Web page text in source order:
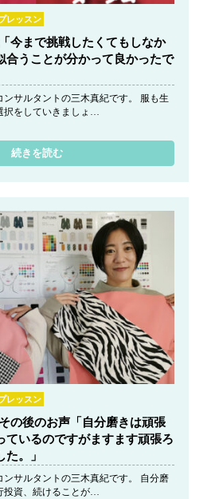
レッスン
今まで挑戦したくてもしなか
合うことが分かって良かったで
ンサルタントの三木真紀です。 服も生
択をしていきましょ…
続きを読む
レッスン
の後のお声「自分磨きは頑張
ているのですがますます頑張ろ
。」
ンサルタントの三木真紀です。 自分磨
投資、続けることが…